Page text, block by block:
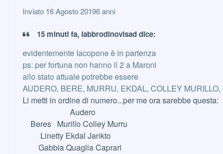
Inviato 16 Agosto 20196 anni
15 minuti fa, labbrodinovisad dice:
evidentemente Iacopone è in partenza
ps: per fortuna non hanno il 2 a Maroni
allo stato attuale potrebbe essere
AUDERO, BERE, MURRU, EKDAL, COLLEY
Li metti in ordine di numero...per me ora sarebbe questa:
Audero
Beres Murillo Colley Murru
Linetty Ekdal Jankto
Gabbia Quaglia Caprari